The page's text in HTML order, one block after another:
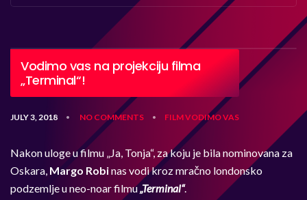
Vodimo vas na projekciju filma
„Terminal“!
JULY 3, 2018 • NO COMMENTS • FILMVODIMO VAS
Nakon uloge u filmu „Ja, Tonja“, za koju je bila nominovana za
Oskara, Margo Robinas vodi kroz mračno londonsko
podzemlje u neo-noar filmu„Terminal“.